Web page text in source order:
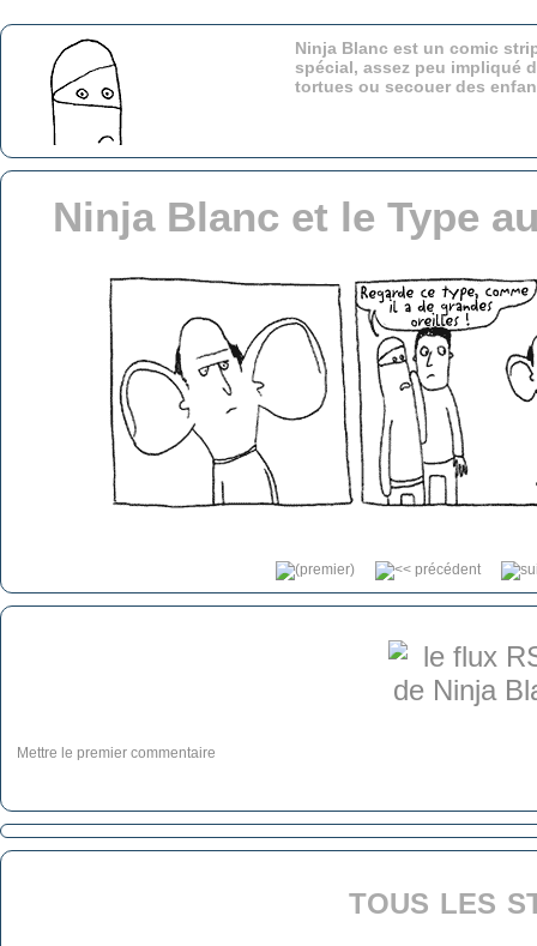
Ninja Blanc est un comic
spécial, assez peu impliqué
tortues ou secouer des
Ninja Blanc et le Type
Mettre le premier commentaire
tous les